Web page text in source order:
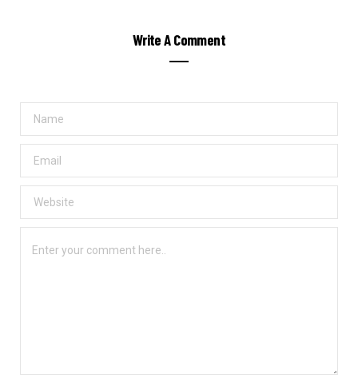
Write A Comment